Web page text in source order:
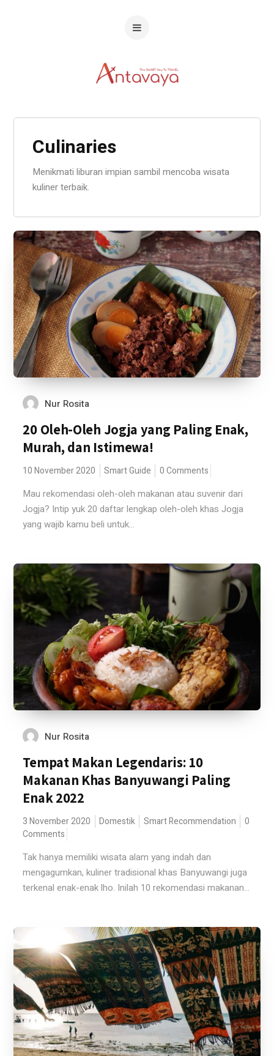
Culinaries
Menikmati liburan impian sambil mencoba wisata
kuliner terbaik.
Nur Rosita
20 Oleh-Oleh Jogja yang Paling Enak,
Murah, dan Istimewa!
10 November 2020 Smart Guide 0 Comments
Mau rekomendasi oleh-oleh makanan atau suvenir dari
Jogja? Intip yuk 20 daftar lengkap oleh-oleh khas Jogja
yang wajib kamu beli untuk...
Nur Rosita
Tempat Makan Legendaris: 10
Makanan Khas Banyuwangi Paling
Enak 2022
3 November 2020 Domestik Smart Recommendation
0
Comments
Tak hanya memiliki wisata alam yang indah dan
mengagumkan, kuliner tradisional khas Banyuwangi juga
terkenal enak-enak lho. Inilah 10 rekomendasi makanan...